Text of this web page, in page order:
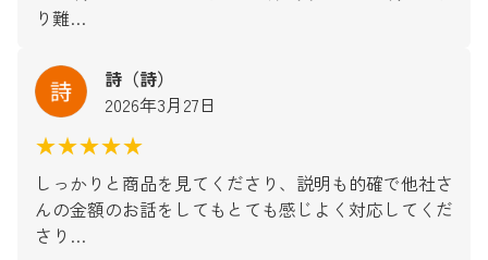
り難…
詩（詩）
2026年3月27日
★★★★★
しっかりと商品を見てくださり、説明も的確で他社さ
んの金額のお話をしてもとても感じよく対応してくだ
さり…